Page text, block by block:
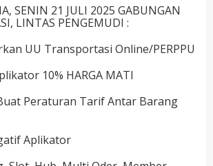
SENIN 21 JULI 2025 GABUNGAN
LINTAS PENGEMUDI :
UU Transportasi Online/PERPPU
10% HARGA MATI
Peraturan Tarif Antar Barang
Aplikator